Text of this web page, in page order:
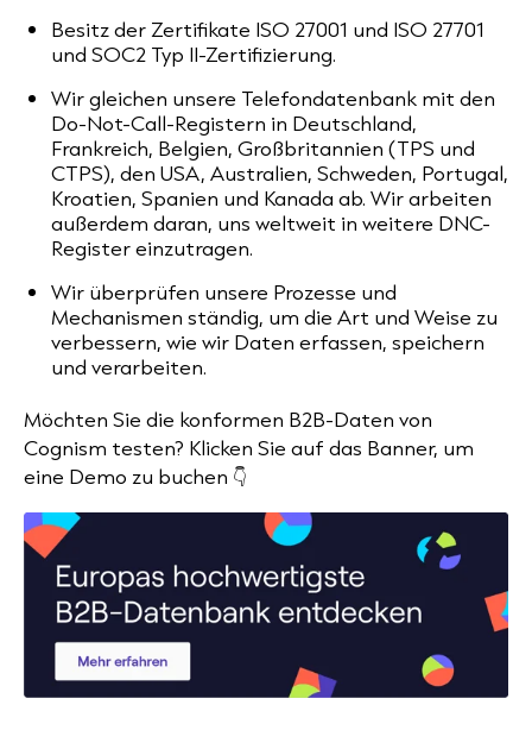
Besitz der Zertifikate ISO 27001 und ISO 27701
und SOC2 Typ II-Zertifizierung.
Wir gleichen unsere Telefondatenbank mit den
Do-Not-Call-Registern in Deutschland,
Frankreich, Belgien, Großbritannien (TPS und
CTPS), den USA, Australien, Schweden, Portugal,
Kroatien, Spanien und Kanada ab. Wir arbeiten
außerdem daran, uns weltweit in weitere DNC-
Register einzutragen.
Wir überprüfen unsere Prozesse und
Mechanismen ständig, um die Art und Weise zu
verbessern, wie wir Daten erfassen, speichern
und verarbeiten.
Möchten Sie die konformen B2B-Daten von
Cognism testen? Klicken Sie auf das Banner, um
eine Demo zu buchen 👇